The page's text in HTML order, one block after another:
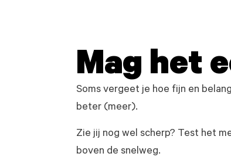
Mag het
Soms vergeet je hoe fijn en
beter (meer).
Zie jij nog wel scherp? Test het
boven de snelweg.